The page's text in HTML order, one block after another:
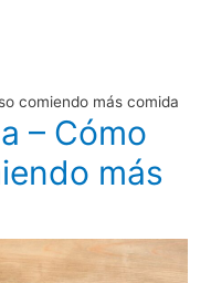
comiendo más comida
– Cómo
más